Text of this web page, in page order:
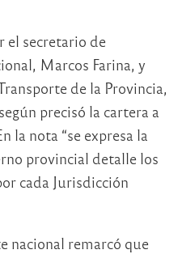
el secretario de
Marcos Farina, y
de la Provincia,
precisó la cartera a
la nota “se expresa la
provincial detalle los
cada Jurisdicción
nacional remarcó que